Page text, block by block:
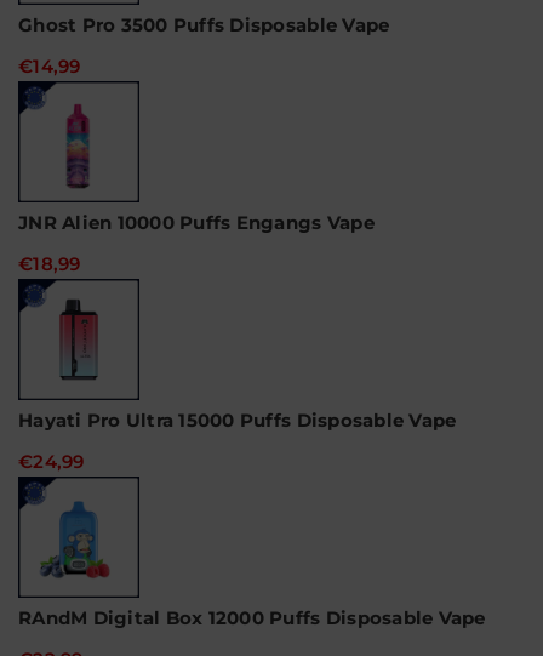
Ghost Pro 3500 Puffs Disposable Vape
€14,99
JNR Alien 10000 Puffs Engangs Vape
€18,99
Hayati Pro Ultra 15000 Puffs Disposable Vape
€24,99
RAndM Digital Box 12000 Puffs Disposable Vape